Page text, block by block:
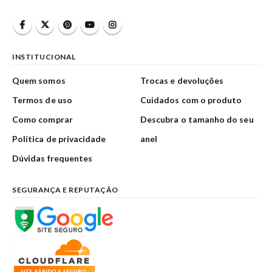
INSTITUCIONAL
Quem somos
Termos de uso
Como comprar
Política de privacidade
Dúvidas frequentes
Trocas e devoluções
Cuidados com o produto
Descubra o tamanho do seu
anel
SEGURANÇA E REPUTAÇÃO